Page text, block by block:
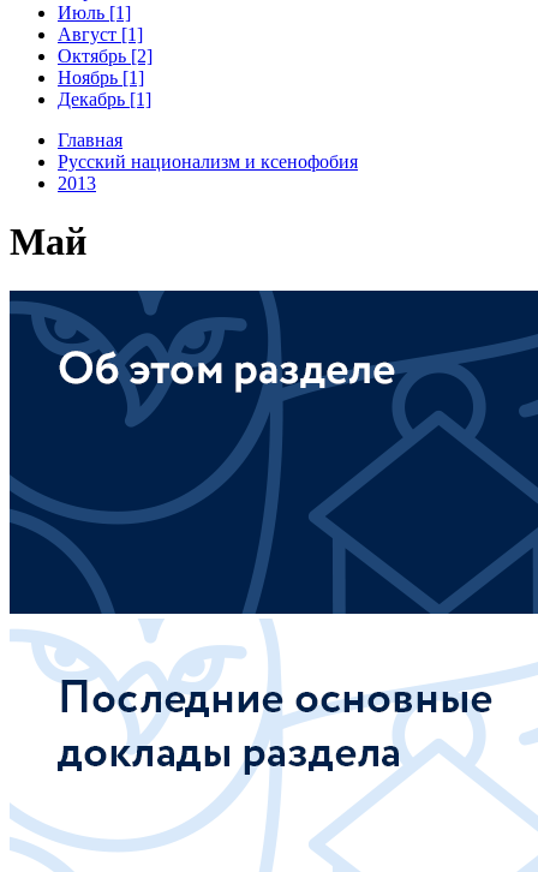
Июль [1]
Август [1]
Октябрь [2]
Ноябрь [1]
Декабрь [1]
Главная
Русский национализм и ксенофобия
2013
Май